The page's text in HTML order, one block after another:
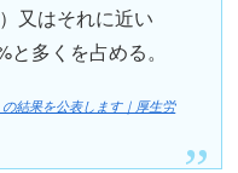
又はそれに近い
と多くを占める。
結果を公表します｜厚生労